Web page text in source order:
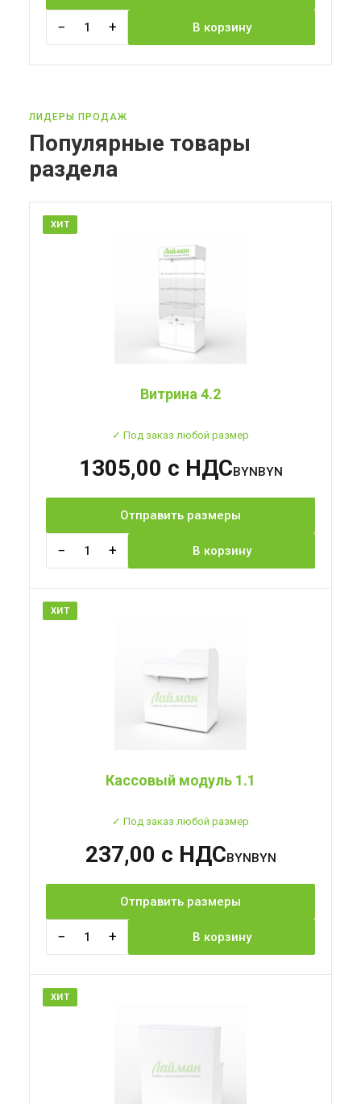
− 1 + В корзину
ЛИДЕРЫ ПРОДАЖ
Популярные товары
раздела
ХИТ
Витрина 4.2
✓ Под заказ любой размер
1305,00 с НДСBYN
Отправить размеры
− 1 + В корзину
ХИТ
Кассовый модуль 1.1
✓ Под заказ любой размер
237,00 с НДСBYN
Отправить размеры
− 1 + В корзину
ХИТ